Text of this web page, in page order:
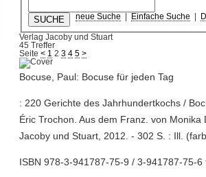
neue Suche Einfache Suche
Verlag Jacoby und Stuart
45 Treffer
Seite< 1 2 3 4 5 >
Bocuse, Paul: Bocuse für jeden Tag
: 220 Gerichte des Jahrhundertkochs /
Éric Trochon. Aus dem Franz. von
Jacoby und Stuart, 2012. - 302 S. : Ill.
ISBN 978-3-941787-75-9 / 3-941787-75-